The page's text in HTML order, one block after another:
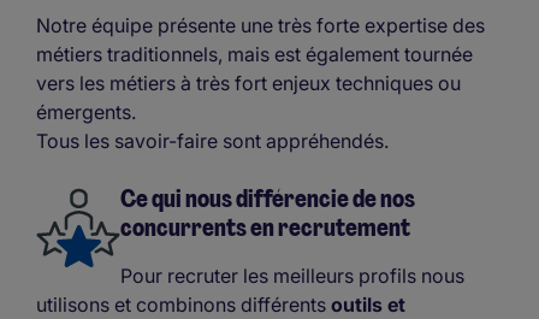
Notre équipe présente une très forte expertise des
métiers traditionnels, mais est également tournée
vers les métiers à très fort enjeux techniques ou
émergents.
Tous les savoir-faire sont appréhendés.
Ce qui nous différencie de nos
concurrents en recrutement
Pour recruter les meilleurs profils nous
utilisons et combinons différents outils et